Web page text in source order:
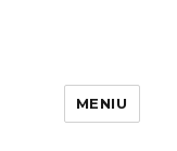
MENIU